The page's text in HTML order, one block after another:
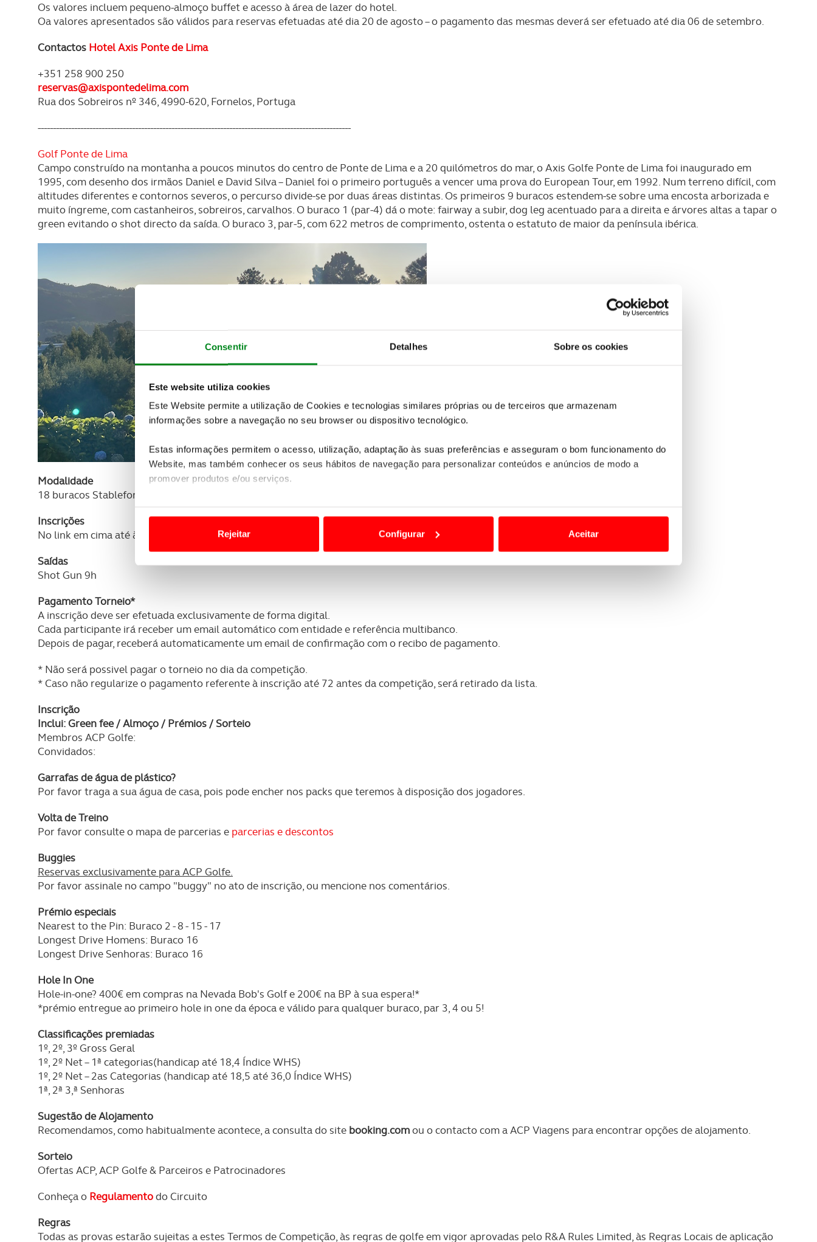
Consentir Detalhes Sobre os cookies
Este website utiliza cookies
Este Website permite a utilização de Cookies e tecnologias similares próprias ou de terceiros que armazenam
informações sobre a navegação no seu browser ou dispositivo tecnológico.
Estas informações permitem o acesso, utilização, adaptação às suas preferências e asseguram o bom funcionamento do
Website, mas também conhecer os seus hábitos de navegação para personalizar conteúdos e anúncios de modo a
promover produtos e/ou serviços.
Usamos cookies para melhorar a sua experiência digital, personalizar conteúdos e anúncios, para lhe proporcionar
funcionalidades de redes sociais, bem como para analisar dados de navegação no nosso website.
e organizações na UE e em países terceiros.
O ACP garantirá que as transferências internacionais de dados pessoais serão realizadas apenas com o seu
Realçamos que o bloqueio de certo tipo de Cookies e tecnologias similares pode ter impacto na sua experiência de
Consulte a política de cookies do site.
Rejeitar Configurar Aceitar
Os valores incluem pequeno-almoço buffet e acesso à área de lazer do hotel.
Oa valores apresentados são válidos para reservas efetuadas até dia 20 de agosto – o pagamento das mesmas deverá ser efetuado até dia 06 de setembro.
Contactos Hotel Axis Ponte de Lima
+351 258 900 250
reservas@axispontedelima.com
Rua dos Sobreiros nº 346, 4990-620, Fornelos, Portuga
-------------------------------------------------------------------------------------------------------
Golf Ponte de Lima
Campo construído na montanha a poucos minutos do centro de Ponte de Lima e a 20 quilómetros do mar, o Axis Golfe Ponte de Lima foi inaugurado em
1995, com desenho dos irmãos Daniel e David Silva – Daniel foi o primeiro português a vencer uma prova do European Tour, em 1992. Num terreno difícil, com
altitudes diferentes e contornos severos, o percurso divide-se por duas áreas distintas. Os primeiros 9 buracos estendem-se sobre uma encosta arborizada e
muito íngreme, com castanheiros, sobreiros, carvalhos. O buraco 1 (par-4) dá o mote: fairway a subir, dog leg acentuado para a direita e árvores altas a tapar o
green evitando o shot directo da saída. O buraco 3, par-5, com 622 metros de comprimento, ostenta o estatuto de maior da península ibérica.
Modalidade
18 buracos Stableford Net e Gross.
Inscrições
No link em cima até às 12h do dia 16 de setembro
Saídas
Shot Gun 9h
Pagamento Torneio*
A inscrição deve ser efetuada exclusivamente de forma digital.
Cada participante irá receber um email automático com entidade e referência multibanco.
Depois de pagar, receberá automaticamente um email de confirmação com o recibo de pagamento.
* Não será possivel pagar o torneio no dia da competição.
* Caso não regularize o pagamento referente à inscrição até 72 antes da competição, será retirado da lista.
Inscrição
Inclui: Green fee / Almoço / Prémios / Sorteio
Membros ACP Golfe:
Convidados:
Garrafas de água de plástico?
Por favor traga a sua água de casa, pois pode encher nos packs que teremos à disposição dos jogadores.
Volta de Treino
Por favor consulte o mapa de parcerias e parcerias e descontos
Buggies
Reservas exclusivamente para ACP Golfe.
Por favor assinale no campo "buggy" no ato de inscrição, ou mencione nos comentários.
Prémio especiais
Nearest to the Pin: Buraco 2 - 8 - 15 - 17
Longest Drive Homens: Buraco 16
Longest Drive Senhoras: Buraco 16
Hole In One
Hole-in-one? 400€ em compras na Nevada Bob's Golf e 200€ na BP à sua espera!*
*prémio entregue ao primeiro hole in one da época e válido para qualquer buraco, par 3, 4 ou 5!
Classificações premiadas
1º, 2º, 3º Gross Geral
1º, 2º Net – 1ª categorias(handicap até 18,4 Índice WHS)
1º, 2º Net – 2as Categorias (handicap até 18,5 até 36,0 Índice WHS)
1ª, 2ª 3,ª Senhoras
Sugestão de Alojamento
Recomendamos, como habitualmente acontece, a consulta do site booking.comou o contacto com a ACP Viagens para encontrar opções de alojamento.
Sorteio
Ofertas ACP, ACP Golfe & Parceiros e Patrocinadores
Conheça o Regulamentodo Circuito
Regras
Todas as provas estarão sujeitas a estes Termos de Competição, às regras de golfe em vigor aprovadas pelo R&A Rules Limited, às Regras Locais de aplicação